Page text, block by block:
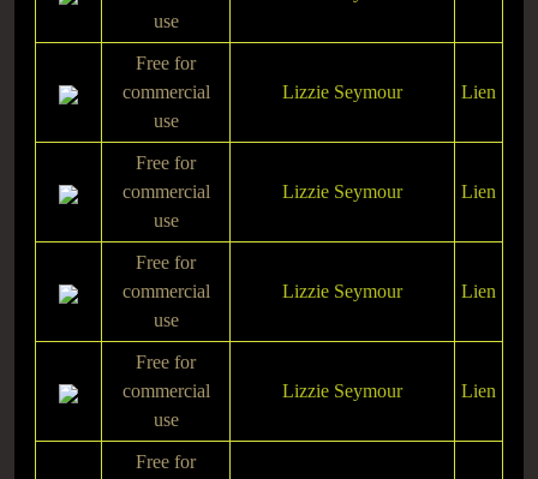
use
Free for
commercial
use
Lizzie Seymour Lien
Free for
commercial
use
Lizzie Seymour Lien
Free for
commercial
use
Lizzie Seymour Lien
Free for
commercial
use
Lizzie Seymour Lien
Free for